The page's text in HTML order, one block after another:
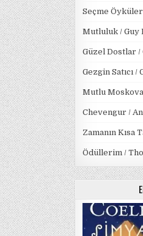
Seçme
Mutluluk / Guy
Güzel Dostlar /
Gezgin Satıcı
Mutlu
Chevengur /
Zamanın Kısa
Ödüllerim /